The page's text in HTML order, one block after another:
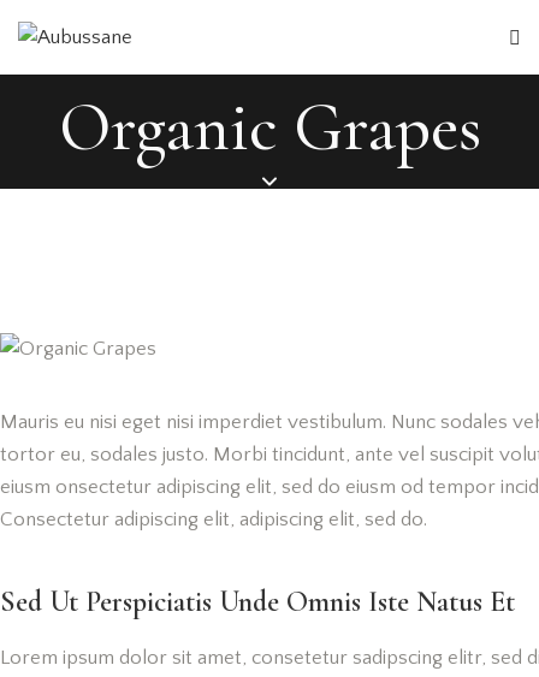
Organic Grapes
Mauris eu nisi eget nisi imperdiet vestibulum. Nunc sodales
tortor eu, sodales justo. Morbi tincidunt, ante vel suscipit
eiusm onsectetur adipiscing elit, sed do eiusm od tempor
Consectetur adipiscing elit, adipiscing elit, sed do.
Sed Ut Perspiciatis Unde Omnis Iste Natus Et
Lorem ipsum dolor sit amet, consetetur sadipscing elitr,